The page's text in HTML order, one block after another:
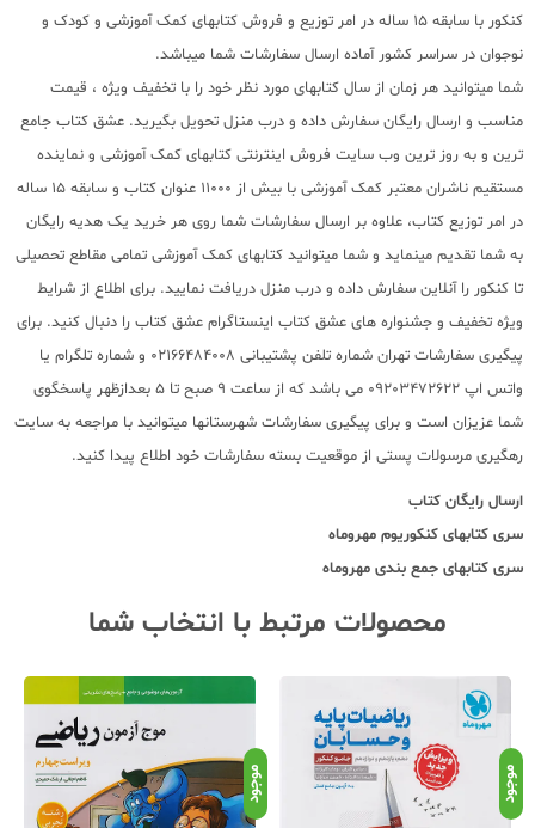
کنکور با سابقه 15 ساله در امر توزیع و فروش کتابهای کمک آموزشی و کودک و
نوجوان در سراسر کشور آماده ارسال سفارشات شما میباشد.
شما میتوانید هر زمان از سال کتابهای مورد نظر خود را با تخفیف ویژه ، قیمت
مناسب و ارسال رایگان سفارش داده و درب منزل تحویل بگیرید. عشق کتاب جامع
ترین و به روز ترین وب سایت فروش اینترنتی کتابهای کمک آموزشی و نماینده
مستقیم ناشران معتبر کمک آموزشی با بیش از 11000 عنوان کتاب و سابقه 15 ساله
در امر توزیع کتاب، علاوه بر ارسال سفارشات شما روی هر خرید یک هدیه رایگان
به شما تقدیم مینماید و شما میتوانید کتابهای کمک آموزشی تمامی مقاطع تحصیلی
تا کنکور را آنلاین سفارش داده و درب منزل دریافت نمایید. برای اطلاع از شرایط
ویژه تخفیف و جشنواره های عشق کتاب اینستاگرام عشق کتاب را دنبال کنید. برای
پیگیری سفارشات تهران شماره تلفن پشتیبانی 02166484008 و شماره تلگرام یا
واتس اپ 09203472622 می باشد که از ساعت 9 صبح تا 5 بعدازظهر پاسخگوی
شما عزیزان است و برای پیگیری سفارشات شهرستانها میتوانید با مراجعه به سایت
رهگیری مرسولات پستی از موقعیت بسته سفارشات خود اطلاع پیدا کنید.
ارسال رایگان کتاب
سری کتابهای کنکوریوم مهروماه
سری کتابهای جمع بندی مهروماه
محصولات مرتبط با انتخاب شما
موجود موجود